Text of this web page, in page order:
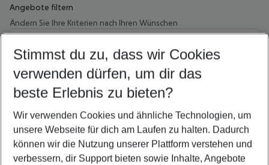
Angebote filtern
Ändern Sie Ihre Kriterien nach Ihren Wünschen
Wähle deinen Abflughafen
Beliebiger Abflughafen
Wähle deinen Reisezeitraum
5-8 Nächte
2 Erwachsene Keine Kinder
Mehr Filter anzeigen
Stimmst du zu, dass wir Cookies
verwenden dürfen, um dir das
beste Erlebnis zu bieten?
Wir verwenden Cookies und ähnliche Technologien, um
unsere Webseite für dich am Laufen zu halten. Dadurch
können wir die Nutzung unserer Plattform verstehen und
verbessern, dir Support bieten sowie Inhalte, Angebote